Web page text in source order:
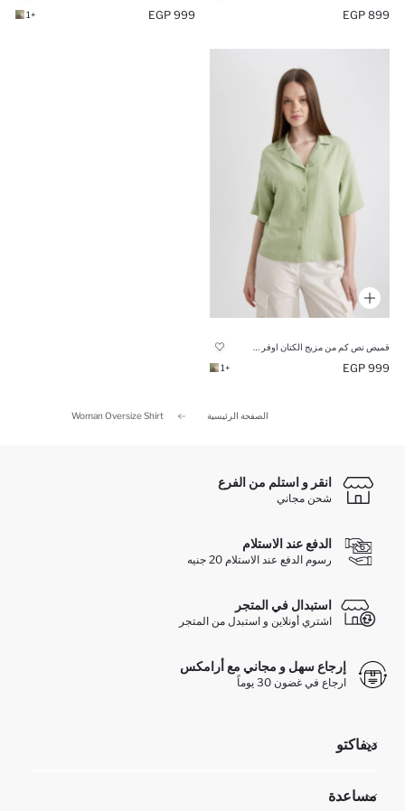
899 EGP
999 EGP
+1
999 EGP
+1
الصفحة الرئيسية Woman Oversize Shirt
انقر و استلم من الفرع
شحن مجاني
الدفع عند الاستلام
رسوم الدفع عند الاستلام 20 جنيه
استبدال في المتجر
اشتري أونلاين و استبدل من المتجر
إرجاع سهل و مجاني مع أرامكس
ارجاع في غضون 30 يوماً
ديفاكتو
تعرف علينا
مساعدة